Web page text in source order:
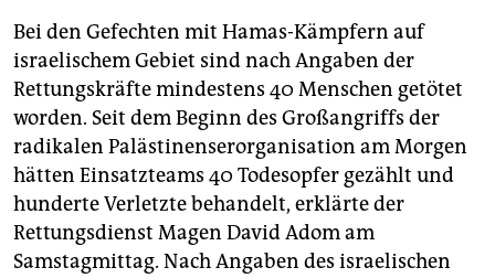
Bei den Gefechten mit Hamas-Kämpfern auf
israelischem Gebiet sind nach Angaben der
Rettungskräfte mindestens 40 Menschen getötet
worden. Seit dem Beginn des Großangriffs der
radikalen Palästinenserorganisation am Morgen
hätten Einsatzteams 40 Todesopfer gezählt und
hunderte Verletzte behandelt, erklärte der
Rettungsdienst Magen David Adom am
Samstagmittag. Nach Angaben des israelischen